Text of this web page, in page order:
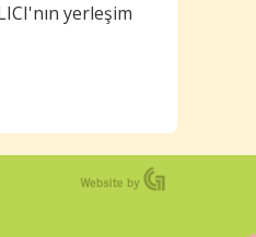
yerleşim